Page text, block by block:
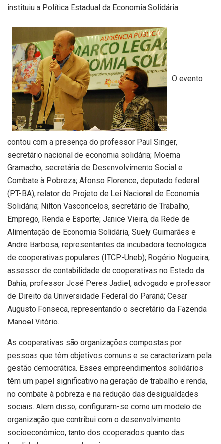
instituiu a Política Estadual da Economia Solidária.
O evento
contou com a presença do professor Paul Singer,
secretário nacional de economia solidária; Moema
Gramacho, secretária de Desenvolvimento Social e
Combate à Pobreza; Afonso Florence, deputado federal
(PT-BA), relator do Projeto de Lei Nacional de Economia
Solidária; Nilton Vasconcelos, secretário de Trabalho,
Emprego, Renda e Esporte; Janice Vieira, da Rede de
Alimentação de Economia Solidária, Suely Guimarães e
André Barbosa, representantes da incubadora tecnológica
de cooperativas populares (ITCP-Uneb); Rogério Nogueira,
assessor de contabilidade de cooperativas no Estado da
Bahia; professor José Peres Jadiel, advogado e professor
de Direito da Universidade Federal do Paraná; Cesar
Augusto Fonseca, representando o secretário da Fazenda
Manoel Vitório.
As cooperativas são organizações compostas por
pessoas que têm objetivos comuns e se caracterizam pela
gestão democrática. Esses empreendimentos solidários
têm um papel significativo na geração de trabalho e renda,
no combate à pobreza e na redução das desigualdades
sociais. Além disso, configuram-se como um modelo de
organização que contribui com o desenvolvimento
socioeconômico, tanto dos cooperados quanto das